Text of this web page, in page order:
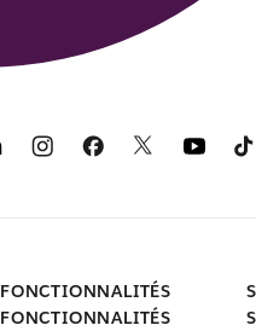
FONCTIONNALITÉS
FONCTIONNALITÉS